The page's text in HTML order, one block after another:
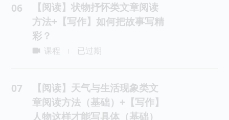
06
【阅读】状物抒怀类文章阅读
方法+【写作】如何把故事写精
彩？
课程 已过期
07
【阅读】天气与生活现象类文
章阅读方法（基础）+【写作】
人物这样才能写具体（基础）